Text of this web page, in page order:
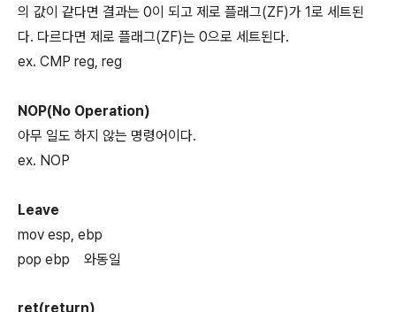
의 값이 같다면 결과는 0이 되고 제로 플래그(ZF)가 1로 세트된
다. 다르다면 제로 플래그(ZF)는 0으로 세트된다.
ex. CMP reg, reg
NOP(No Operation)
아무 일도 하지 않는 명령어이다.
ex. NOP
Leave
mov esp, ebp
pop ebp 와동일
ret(return)